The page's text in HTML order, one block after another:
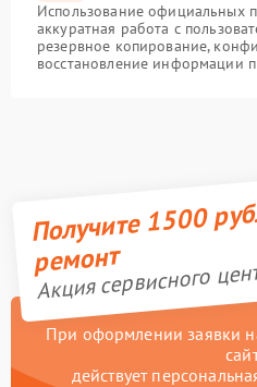
Использование официальных
аккуратная работа с
резервное копирование,
восстановление информации
Получите 1500
ремонт
Акция сервисного
При оформлении заявки
действует